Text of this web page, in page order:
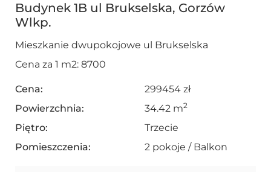
Budynek 1B ul Brukselska, Gorzów
Wlkp.
Mieszkanie dwupokojowe ul Brukselska
Cena za 1 m2: 8700
Cena:
299454 zł
Powierzchnia:
34.42 m2
Piętro:
Trzecie
Pomieszczenia:
2 pokoje / Balkon